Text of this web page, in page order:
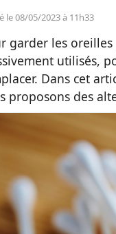
le 08/05/2023 à 11h33
garder les
utilisés,
Dans cet
proposons des